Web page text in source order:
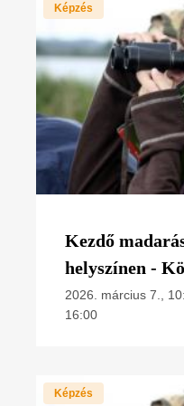
Képzés
Kezdő
helyszínen -
2026. március 7.,
16:00
Képzés